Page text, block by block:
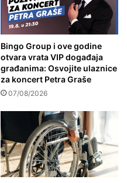
Bingo Group i ove godine
otvara vrata VIP događaja
građanima: Osvojite ulaznice
za koncert Petra Graše
07/08/2026